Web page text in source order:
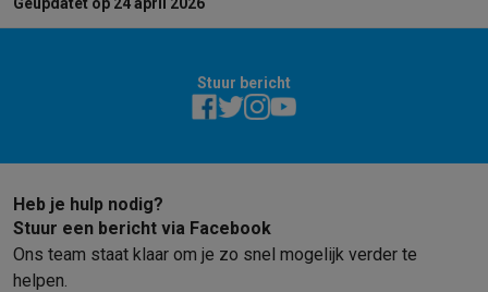
Stuur bericht
Heb je hulp nodig?
Stuur een bericht via Facebook
Ons team staat klaar om je zo snel mogelijk verder te
helpen.